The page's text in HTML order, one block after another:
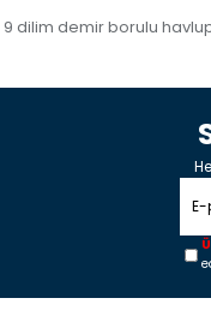
9 dilim demir borulu